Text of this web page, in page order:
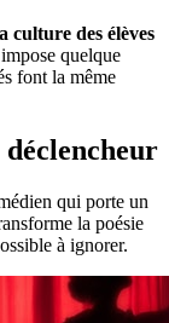
culture des élèves
quelque
font la même
qui porte un
la poésie
à ignorer.